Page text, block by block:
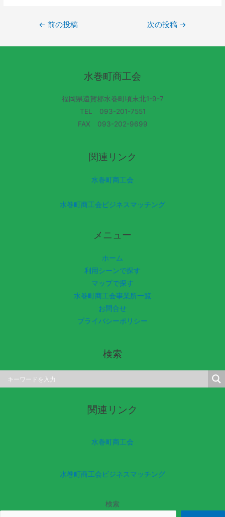
← 前の投稿 次の投稿 →
水巻町商工会
福岡県遠賀郡水巻町頃末北1-9-7
TEL 093-201-7551
FAX 093-202-9699
関連リンク
水巻町商工会
水巻町商工会ビジネスマッチング
メニュー
ホーム
利用シーンで探す
マップで探す
水巻町商工会事業所一覧
お問合せ
プライバシーポリシー
検索
関連リンク
水巻町商工会
水巻町商工会ビジネスマッチング
検索